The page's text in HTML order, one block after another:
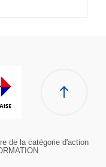
de la catégorie d'action